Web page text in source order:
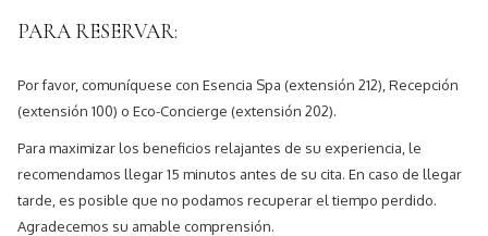
PARA RESERVAR:
Por favor, comuníquese con Esencia Spa (extensión 212), Recepción
(extensión 100) o Eco-Concierge (extensión 202).
Para maximizar los beneficios relajantes de su experiencia, le
recomendamos llegar 15 minutos antes de su cita. En caso de llegar
tarde, es posible que no podamos recuperar el tiempo perdido.
Agradecemos su amable comprensión.